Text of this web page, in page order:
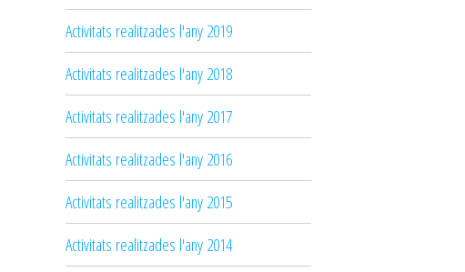
Activitats realitzades l'any 2019
Activitats realitzades l'any 2018
Activitats realitzades l'any 2017
Activitats realitzades l'any 2016
Activitats realitzades l'any 2015
Activitats realitzades l'any 2014